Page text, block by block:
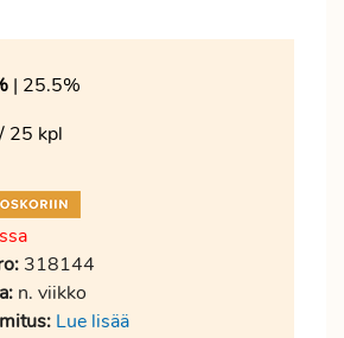
| 25.5%
/ 25 kpl
318144
n. viikko
Lue lisää